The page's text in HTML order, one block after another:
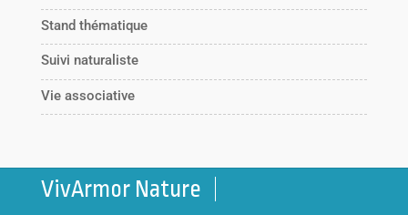
Stand thématique
Suivi naturaliste
Vie associative
VivArmor Nature